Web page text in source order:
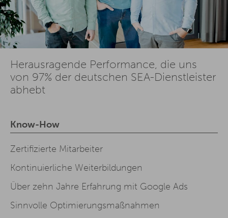
Herausragende Performance, die uns
von 97% der deutschen SEA-Dienstleister
abhebt
Know-How
Zertifizierte Mitarbeiter
Kontinuierliche Weiterbildungen
Über zehn Jahre Erfahrung mit Google Ads
Sinnvolle Optimierungsmaßnahmen